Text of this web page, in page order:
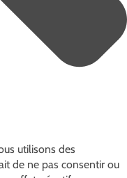
utilisons des
de ne pas consentir ou